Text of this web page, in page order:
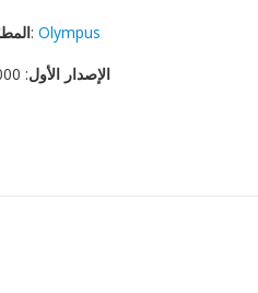
: Olympus
الإصدار الأول: 2000